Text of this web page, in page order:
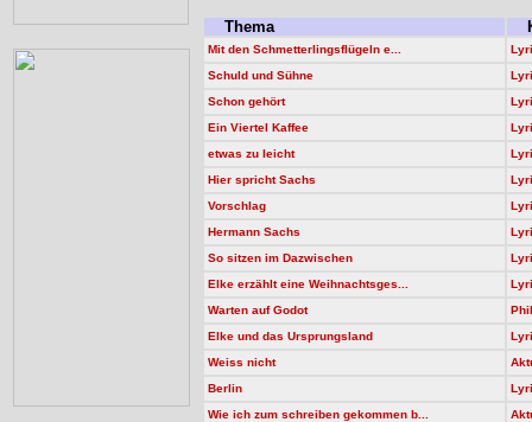
Thema
Mit den Schmetterlingsflügeln e...
Schuld und Sühne
Schon gehört
Ein Viertel Kaffee
etwas zu leicht
Hier spricht Sachs
Vorschlag
Hermann Sachs
So sitzen im Dazwischen
Elke erzählt eine Weihnachtsges...
Warten auf Godot
Elke und das Ursprungsland
Weiss nicht
Berlin
Wie ich zum schreiben gekommen b...